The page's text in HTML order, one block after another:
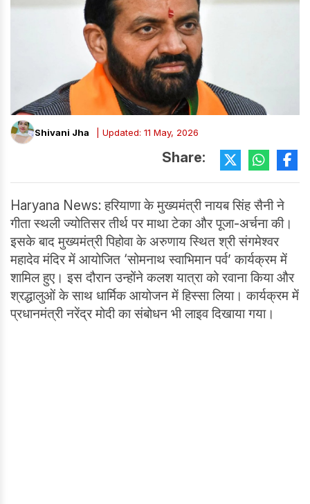
Shivani Jha | Updated: 11 May, 2026
Share:
Haryana News: हरियाणा के मुख्यमंत्री नायब सिंह सैनी ने
गीता स्थली ज्योतिसर तीर्थ पर माथा टेका और पूजा-अर्चना की।
इसके बाद मुख्यमंत्री पिहोवा के अरुणाय स्थित श्री संगमेश्वर
महादेव मंदिर में आयोजित ‘सोमनाथ स्वाभिमान पर्व’ कार्यक्रम में
शामिल हुए। इस दौरान उन्होंने कलश यात्रा को रवाना किया और
श्रद्धालुओं के साथ धार्मिक आयोजन में हिस्सा लिया। कार्यक्रम में
प्रधानमंत्री नरेंद्र मोदी का संबोधन भी लाइव दिखाया गया।